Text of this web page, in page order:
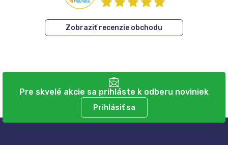
Zobraziť recenzie obchodu
Pre skvelé akcie sa prihláste k odberu noviniek
Prihlásiť sa